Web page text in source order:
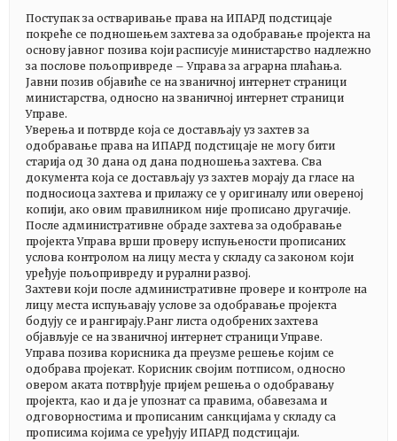
Поступак за остваривање права на ИПАРД подстицаје
покреће се подношењем захтева за одобравање пројекта на
основу јавног позива који расписује министарство надлежно
за послове пољопривреде – Управа за аграрна плаћања.
Јавни позив објавиће се на званичној интернет страници
министарства, односно на званичној интернет страници
Управе.
Уверења и потврде која се достављају уз захтев за
одобравање права на ИПАРД подстицаје не могу бити
старија од 30 дана од дана подношења захтева. Сва
документа која се достављају уз захтев морају да гласе на
подносиоца захтева и прилажу се у оригиналу или овереној
копији, ако овим правилником није прописано другачије.
После административне обраде захтева за одобравање
пројекта Управа врши проверу испуњености прописаних
услова контролом на лицу места у складу са законом који
уређује пољопривреду и рурални развој.
Захтеви који после административне провере и контроле на
лицу места испуњавају услове за одобравање пројекта
бодују се и рангирају.Ранг листа одобрених захтева
објављује се на званичној интернет страници Управе.
Управа позива корисника да преузме решење којим се
одобрава пројекат. Корисник својим потписом, односно
овером аката потврђује пријем решења о одобравању
пројекта, као и да је упознат са правима, обавезама и
одговорностима и прописаним санкцијама у складу са
прописима којима се уређују ИПАРД подстицаји.